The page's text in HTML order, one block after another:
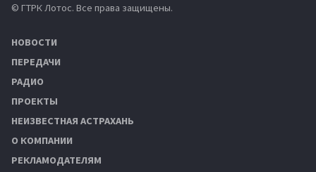
© ГТРК Лотос. Все права защищены.
НОВОСТИ
ПЕРЕДАЧИ
РАДИО
ПРОЕКТЫ
НЕИЗВЕСТНАЯ АСТРАХАНЬ
О КОМПАНИИ
РЕКЛАМОДАТЕЛЯМ